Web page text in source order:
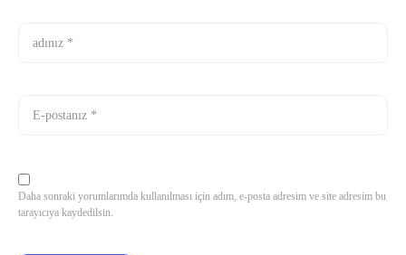
Daha sonraki yorumlarımda kullanılması için adım, e-posta adresim ve site adresim bu
tarayıcıya kaydedilsin.